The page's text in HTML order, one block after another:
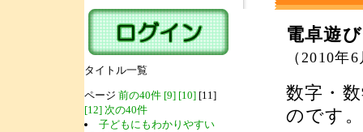
タイトル一覧
ページ 前の40件 [9] [10][11]
[12] 次の40件
子どもにもわかりやすい
電卓遊び
（2010年
数字・
のです。